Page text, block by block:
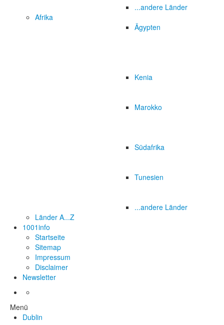
...andere Länder
Afrika
Ägypten
Kenia
Marokko
Südafrika
Tunesien
...andere Länder
Länder A...Z
1001info
Startseite
Sitemap
Impressum
Disclaimer
Newsletter
Menü
Dublin